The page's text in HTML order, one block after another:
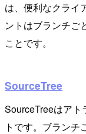
は、便利なクライ
ントはブランチご
ことです。
SourceTree
SourceTreeはアト
トです。ブランチ